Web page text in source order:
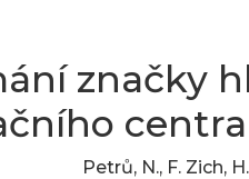
značky
centra
Petrů, N., F. Zich,